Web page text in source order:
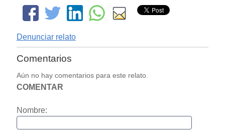
Denunciar relato
Comentarios
Aún no hay comentarios para este relato.
COMENTAR
Nombre: